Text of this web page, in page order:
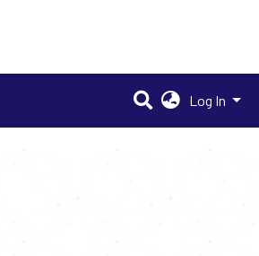
Log In